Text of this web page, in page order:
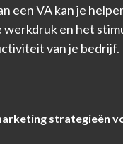
een VA kan je
werkdruk en het
van je bedrijf.
strategieën